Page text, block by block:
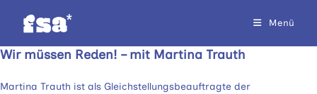
Inhalt
Menü
Wir müssen Reden! – mit Martina Trauth
Martina Trauth ist als Gleichstellungsbeauftragte der